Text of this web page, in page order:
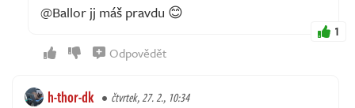
@Ballor jj máš pravdu 😊
1
Odpovědět
h-thor-dk čtvrtek, 27. 2., 10:34